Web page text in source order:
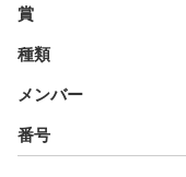
賞
種類
メンバー
番号